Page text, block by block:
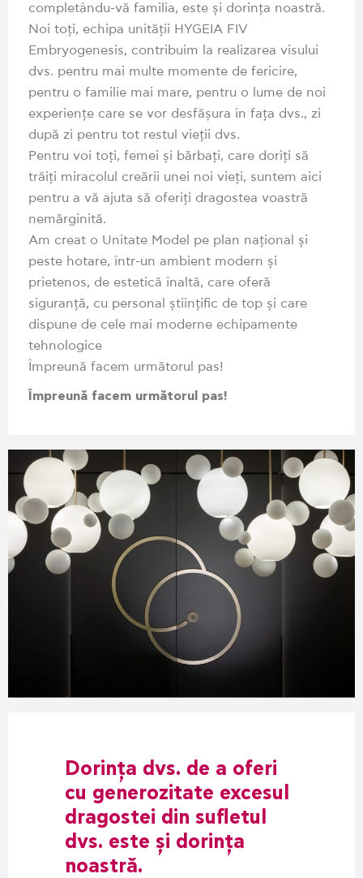
completându-vă familia, este și dorința noastră.
Noi toți, echipa unității HYGEIA FIV
Embryogenesis, contribuim la realizarea visului
dvs. pentru mai multe momente de fericire,
pentru o familie mai mare, pentru o lume de noi
experiențe care se vor desfășura în fața dvs., zi
după zi pentru tot restul vieții dvs.
Pentru voi toți, femei și bărbați, care doriți să
trăiți miracolul creării unei noi vieți, suntem aici
pentru a vă ajuta să oferiți dragostea voastră
nemărginită.
Am creat o Unitate Model pe plan național și
peste hotare, într-un ambient modern și
prietenos, de estetică înaltă, care oferă
siguranță, cu personal științific de top și care
dispune de cele mai moderne echipamente
tehnologice
Împreună facem următorul pas!
Împreună facem următorul pas!
Dorința dvs. de a oferi
cu generozitate excesul
dragostei din sufletul
dvs. este și dorința
noastră.